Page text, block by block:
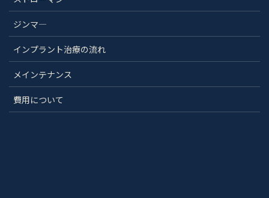
ジンマ―
インプラント治療の流れ
メインテナンス
費用について